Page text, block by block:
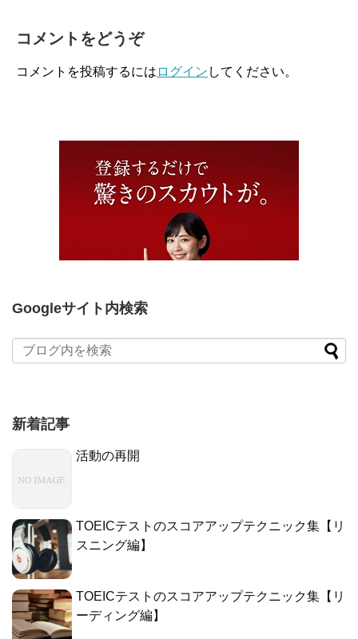
コメントをどうぞ
コメントを投稿するには ログイン してください。
Googleサイト内検索
新着記事
活動の再開
TOEICテストのスコアアップテクニック集【リ
スニング編】
TOEICテストのスコアアップテクニック集【リ
ーディング編】